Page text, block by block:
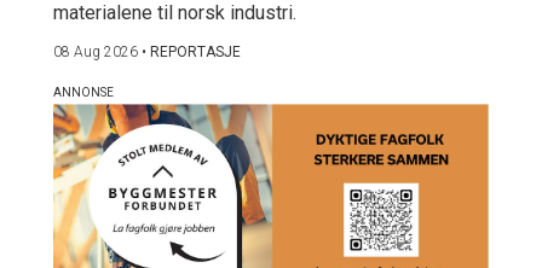
materialene til norsk industri.
08 Aug 2026 • REPORTASJE